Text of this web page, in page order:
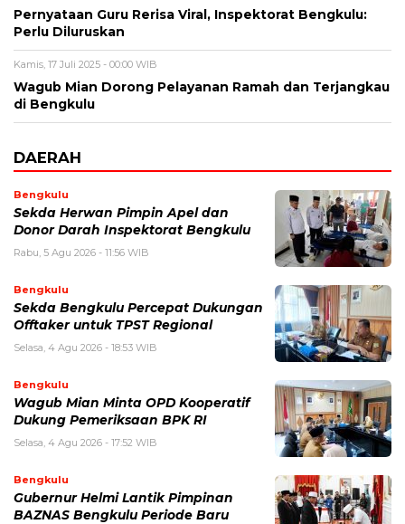
Pernyataan Guru Rerisa Viral, Inspektorat Bengkulu:
Perlu Diluruskan
Kamis, 17 Juli 2025 - 00:00 WIB
Wagub Mian Dorong Pelayanan Ramah dan Terjangkau
di Bengkulu
DAERAH
Bengkulu
Sekda Herwan Pimpin Apel dan
Donor Darah Inspektorat Bengkulu
Rabu, 5 Agu 2026 - 11:56 WIB
Bengkulu
Sekda Bengkulu Percepat Dukungan
Offtaker untuk TPST Regional
Selasa, 4 Agu 2026 - 18:53 WIB
Bengkulu
Wagub Mian Minta OPD Kooperatif
Dukung Pemeriksaan BPK RI
Selasa, 4 Agu 2026 - 17:52 WIB
Bengkulu
Gubernur Helmi Lantik Pimpinan
BAZNAS Bengkulu Periode Baru